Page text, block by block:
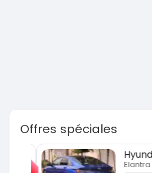
Offres spéciales
Elantra